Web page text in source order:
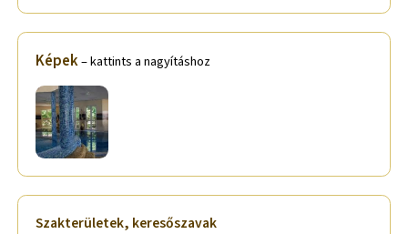
Képek– kattints a nagyításhoz
Szakterületek, keresőszavak